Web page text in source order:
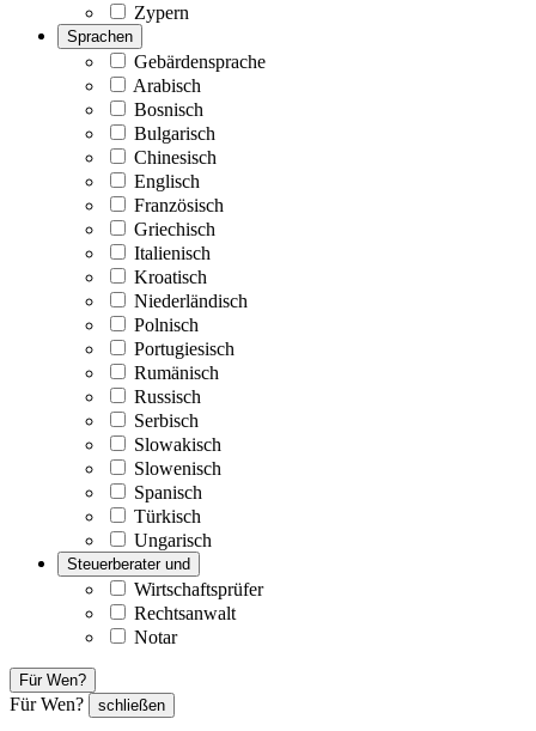
Zypern
Sprachen
Gebärdensprache
Arabisch
Bosnisch
Bulgarisch
Chinesisch
Englisch
Französisch
Griechisch
Italienisch
Kroatisch
Niederländisch
Polnisch
Portugiesisch
Rumänisch
Russisch
Serbisch
Slowakisch
Slowenisch
Spanisch
Türkisch
Ungarisch
Steuerberater und
Wirtschaftsprüfer
Rechtsanwalt
Notar
Für Wen?
Für Wen? schließen